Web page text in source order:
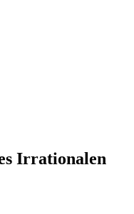
Irrationalen